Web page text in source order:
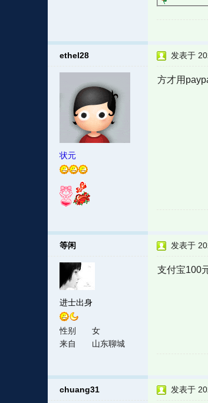
ethel28
状元
发表于
方才用
等闲
进士出身
性别
女
来自
山东聊城
发表于
支付宝100
chuang31 发表于